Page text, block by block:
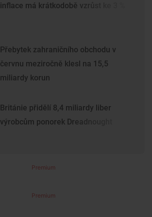
inflace má krátkodobě vzrůst ke 3 %
Přebytek zahraničního obchodu v
červnu meziročně klesl na 15,5
miliardy korun
Británie přidělí 8,4 miliardy liber
výrobcům ponorek Dreadnought
Premium
Premium